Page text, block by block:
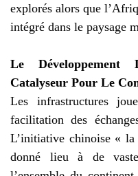
explorés alors que
intégré dans le paysage
Le
Catalyseur Pour Le
Les infrastructures
facilitation des
L’initiative chinoise «
donné lieu à de